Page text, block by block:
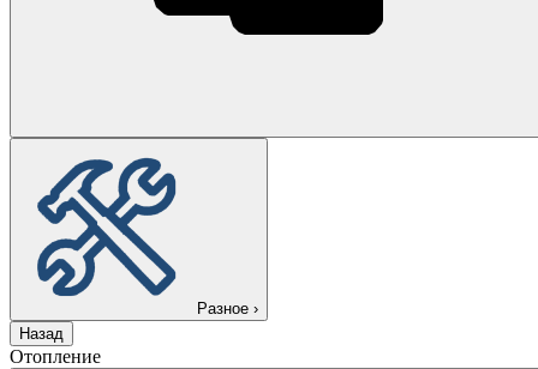
Разное ›
Назад
Отопление